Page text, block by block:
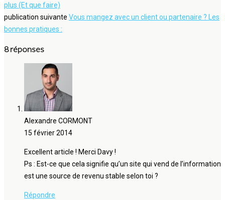
plus (Et que faire)
publication suivante Vous mangez avec un client ou partenaire ? Les
bonnes pratiques :
8 réponses
Alexandre CORMONT
15 février 2014
Excellent article ! Merci Davy !
Ps : Est-ce que cela signifie qu’un site qui vend de l’information
est une source de revenu stable selon toi ?
Répondre